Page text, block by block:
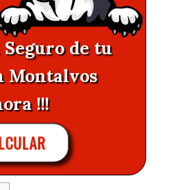
de tu
Montalvos
!!!